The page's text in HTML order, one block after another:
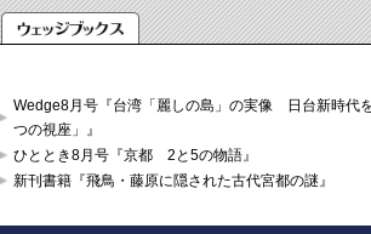
Wedge8月号『台湾「麗しの島」の実像 日台新時代を
つの視座」』
ひととき8月号『京都 2と5の物語』
新刊書籍『飛鳥・藤原に隠された古代宮都の謎』